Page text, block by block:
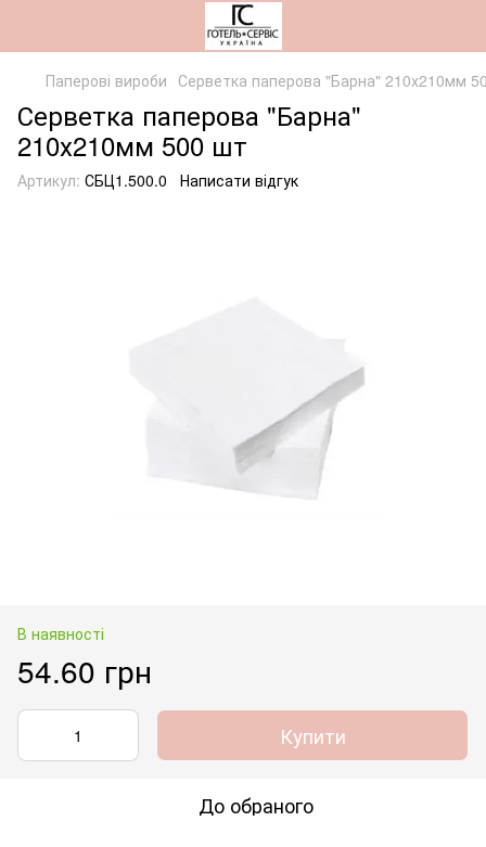
Паперові вироби Серветка паперова "Барна" 210х210мм
Серветка паперова "Барна"
210х210мм 500 шт
Артикул: СБЦ1.500.0 Написати відгук
В наявності
54.60 грн
Купити
До обраного